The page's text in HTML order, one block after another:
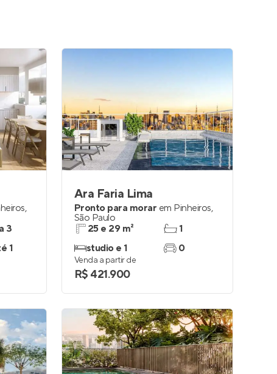
,
3
1
Ara Faria Lima
Pronto para morar em Pinheiros,
São Paulo
25 e 29 m²
studio e 1
1
0
Venda a partir de
R$ 421.900